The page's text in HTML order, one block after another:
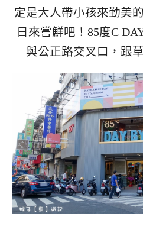
定是大人帶小孩來勤美
日來嘗鮮吧！85度C
與公正路交叉口，跟